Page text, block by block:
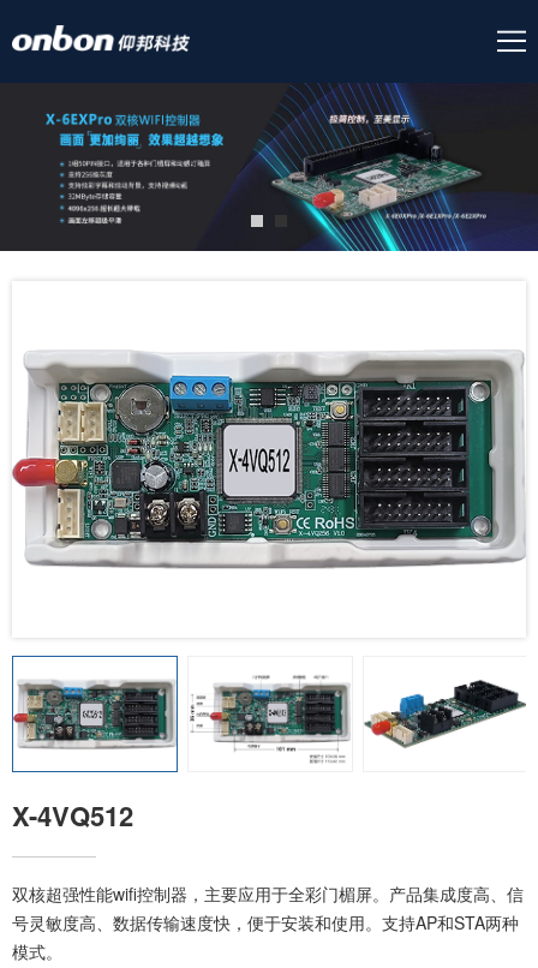
X-4VQ512
双核超强性能wifi控制器，主要应用于全彩门楣屏。产品集成度高、信
号灵敏度高、数据传输速度快，便于安装和使用。支持AP和STA两种
模式。